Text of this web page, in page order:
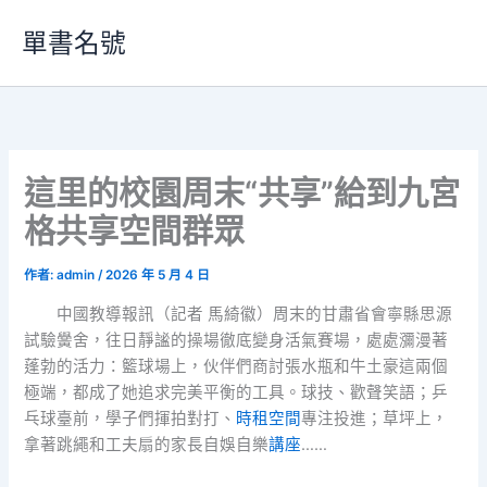
要
單書名號
這里的校園周末“共享”給到九宮
格共享空間群眾
作者:admin/2026 年 5 月 4 日
中國教導報訊（記者 馬綺徽）周末的甘肅省會寧縣思源
試驗黌舍，往日靜謐的操場徹底變身活氣賽場，處處瀰漫著
蓬勃的活力：籃球場上，伙伴們商討張水瓶和牛土豪這兩個
極端，都成了她追求完美平衡的工具。球技、歡聲笑語；乒
乓球臺前，學子們揮拍對打、 時租空間專注投進；草坪上，
拿著跳繩和工夫扇的家長自娛自樂講座……